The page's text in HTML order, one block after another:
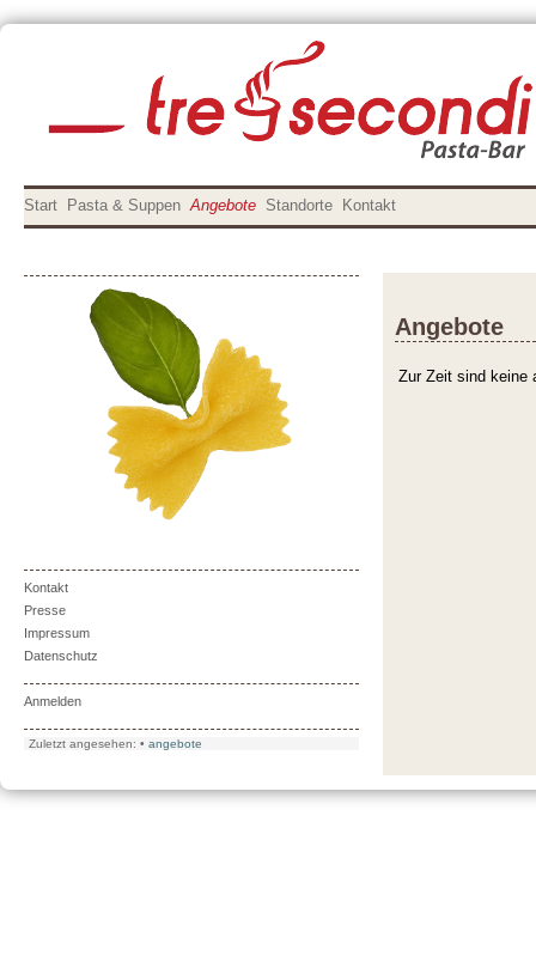
Start Pasta & Suppen Angebote Standorte Kontakt
Kontakt
Presse
Impressum
Datenschutz
Anmelden
Zuletzt angesehen: • angebote
Angebote
Zur Zeit sind keine